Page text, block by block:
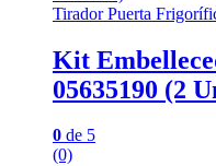
Tirador Puerta
Kit
05635190 (2
0 de 5
(0)